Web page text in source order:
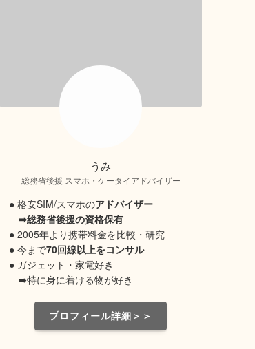
うみ
総務省後援 スマホ・ケータイアドバイザー
● 格安SIM/スマホのアドバイザー
➡総務省後援の資格保有
● 2005年より携帯料金を比較・研究
● 今まで70回線以上をコンサル
● ガジェット・家電好き
➡特に身に着ける物が好き
プロフィール詳細＞＞